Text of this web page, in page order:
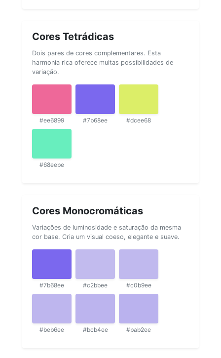
Cores Tetrádicas
Dois pares de cores complementares. Esta
harmonia rica oferece muitas possibilidades de
variação.
#ee6899 #7b68ee #dcee68
#68eebe
Cores Monocromáticas
Variações de luminosidade e saturação da mesma
cor base. Cria um visual coeso, elegante e suave.
#7b68ee #c2bbee #c0b9ee
#beb6ee #bcb4ee #bab2ee